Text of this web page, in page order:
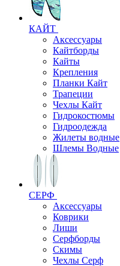
КАЙТ
Аксессуары
Кайтборды
Кайты
Крепления
Планки Кайт
Трапеции
Чехлы Кайт
Гидрокостюмы
Гидроодежда
Жилеты водные
Шлемы Водные
СЕРФ
Аксессуары
Коврики
Лиши
Серфборды
Скимы
Чехлы Cерф